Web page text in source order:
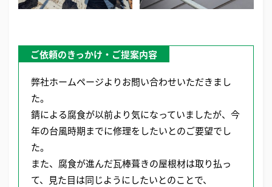
ご依頼のきっかけ・ご提案内容
弊社ホームページよりお問い合わせいただきまし
た。
錆による腐食が以前より気になっていましたが、今
年の台風時期までに修理をしたいとのご要望でし
た。
また、腐食が進んだ瓦棒葺きの屋根材は取り払っ
て、見た目は同じようにしたいとのことで、